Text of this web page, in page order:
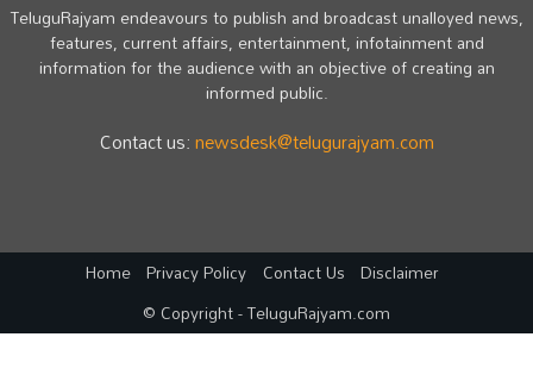
TeluguRajyam endeavours to publish and broadcast unalloyed news,
features, current affairs, entertainment, infotainment and
information for the audience with an objective of creating an
informed public.
Contact us:newsdesk@telugurajyam.com
Home Privacy Policy Contact Us Disclaimer
© Copyright - TeluguRajyam.com